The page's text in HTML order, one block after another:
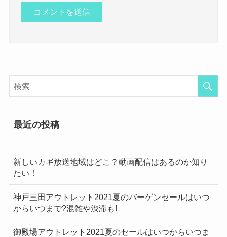
最近の投稿
新しいカギ放送地域はどこ？動画配信はあるのか知り
たい！
神戸三田アウトレット2021夏のバーゲンセールはいつ
からいつまで?混雑や渋滞も!
御殿場アウトレット2021夏のセールはいつからいつま